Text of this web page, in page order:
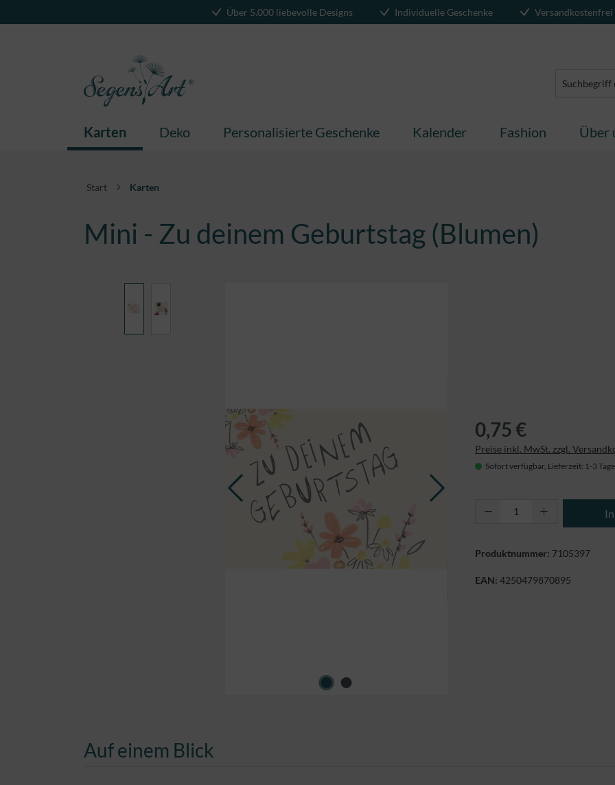
Über 5.000 liebevolle Designs Individuelle Geschenke
Karten Deko Personalisierte Geschenke Kalender Fashion Über
Start Karten
Mini - Zu deinem Geburtstag (Blumen)
0,75 €
Preise inkl. MwSt. zzgl.
Sofort verfügbar, Lieferzeit: 1-3 Tage
Produkt Anzahl:
Produktnummer: 7105397
EAN: 4250479870895
Auf einem Blick